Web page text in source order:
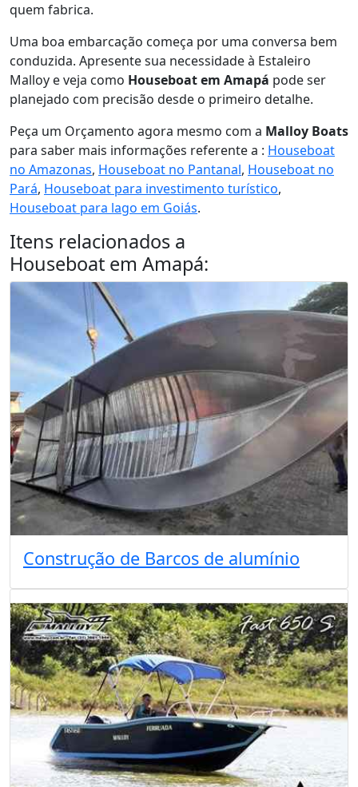
quem fabrica.
Uma boa embarcação começa por uma conversa bem
conduzida. Apresente sua necessidade à Estaleiro
Malloy e veja como Houseboat em Amapá pode ser
planejado com precisão desde o primeiro detalhe.
Peça um Orçamento agora mesmo com a Malloy Boats
para saber mais informações referente a : Houseboat
no Amazonas, Houseboat no Pantanal, Houseboat no
Pará, Houseboat para investimento turístico,
Houseboat para lago em Goiás.
Itens relacionados a
Houseboat em Amapá:
Construção de Barcos de alumínio